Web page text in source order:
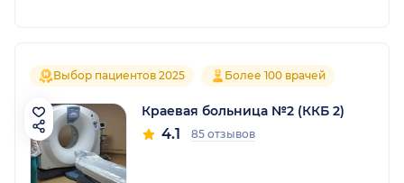
Выбор пациентов 2025 Более 100 врачей
Краевая больница №2 (ККБ 2)
4.1 85 отзывов